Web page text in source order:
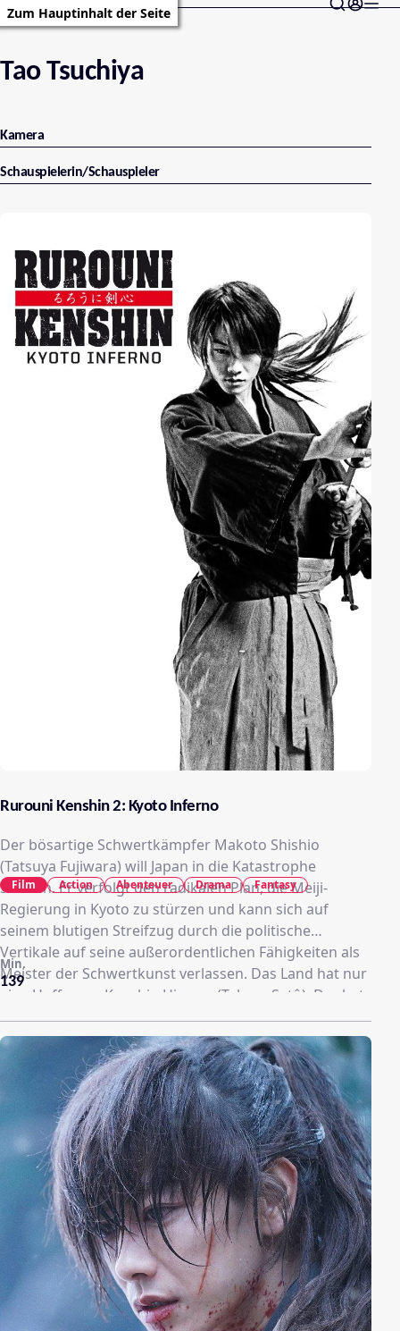
Zum Hauptinhalt der Seite
Tao Tsuchiya
Kamera
Schauspielerin/Schauspieler
Rurouni Kenshin 2: Kyoto Inferno
Der bösartige Schwertkämpfer Makoto Shishio
(Tatsuya Fujiwara) will Japan in die Katastrophe
stürzen. Er verfolgt den radikalen Plan, die Meiji-
Regierung in Kyoto zu stürzen und kann sich auf
seinem blutigen Streifzug durch die politische
Vertikale auf seine außerordentlichen Fähigkeiten als
Meister der Schwertkunst verlassen. Das Land hat nur
eine Hoffnung: Kenshin Himura (Takeru Satô). Der hat
aber geschworen, nie wieder zum Schwert zu greifen.
Als jedoch auch er merkt, dass die Situation in Japan
zunehmend außer Kontrolle gerät, zwingen ihn die
Aktionen Makoto Shishios dazu, sich gegen seinen
Schwur und die Einwände seiner Freundin (Hiroko
Yashiki) zu entscheiden und wieder zum Schwert zu
greifen. Das Schicksal Japans wird im Kampf zwischen
Makoto Shishio und Kenshin Himura entschieden.
139
Min.
Film Action Abenteuer Drama Fantasy